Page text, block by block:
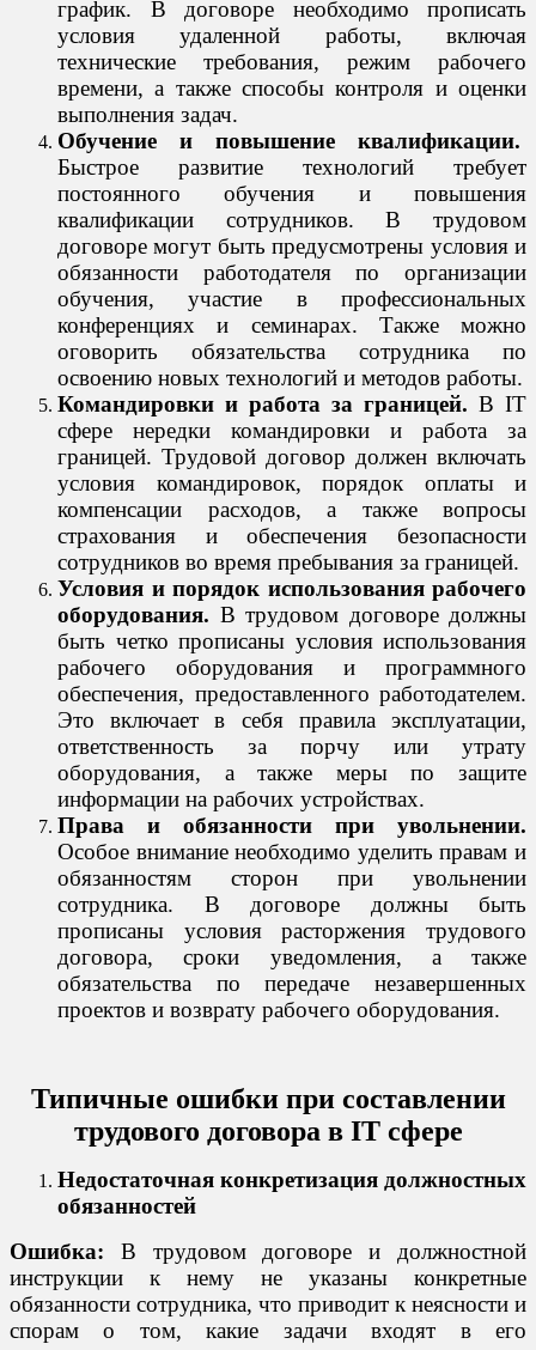
график. В договоре необходимо прописать
условия удаленной работы, включая
технические требования, режим рабочего
времени, а также способы контроля и оценки
выполнения задач.
Обучение и повышение квалификации.
Быстрое развитие технологий требует
постоянного обучения и повышения
квалификации сотрудников. В трудовом
договоре могут быть предусмотрены условия и
обязанности работодателя по организации
обучения, участие в профессиональных
конференциях и семинарах. Также можно
оговорить обязательства сотрудника по
освоению новых технологий и методов работы.
Командировки и работа за границей. В IT
сфере нередки командировки и работа за
границей. Трудовой договор должен включать
условия командировок, порядок оплаты и
компенсации расходов, а также вопросы
страхования и обеспечения безопасности
сотрудников во время пребывания за границей.
Условия и порядок использования рабочего
оборудования. В трудовом договоре должны
быть четко прописаны условия использования
рабочего оборудования и программного
обеспечения, предоставленного работодателем.
Это включает в себя правила эксплуатации,
ответственность за порчу или утрату
оборудования, а также меры по защите
информации на рабочих устройствах.
Права и обязанности при увольнении.
Особое внимание необходимо уделить правам и
обязанностям сторон при увольнении
сотрудника. В договоре должны быть
прописаны условия расторжения трудового
договора, сроки уведомления, а также
обязательства по передаче незавершенных
проектов и возврату рабочего оборудования.
Типичные ошибки при составлении
трудового договора в IT сфере
Недостаточная конкретизация должностных
обязанностей
Ошибка: В трудовом договоре и должностной
инструкции к нему не указаны конкретные
обязанности сотрудника, что приводит к неясности и
спорам о том, какие задачи входят в его